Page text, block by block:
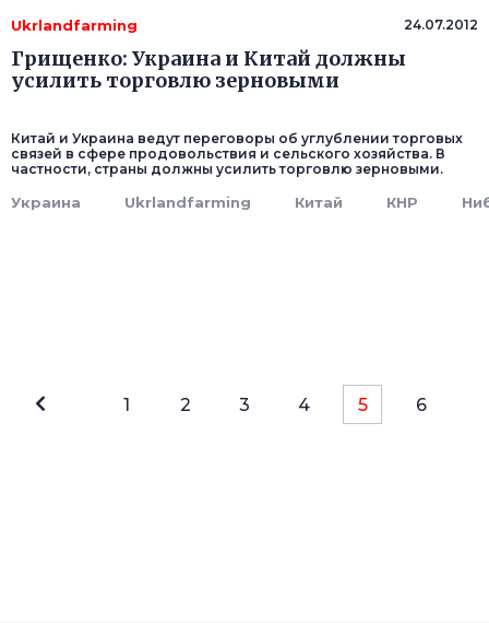
Ukrlandfarming 24.07.2012
Грищенко: Украина и Китай должны
усилить торговлю зерновыми
Китай и Украина ведут переговоры об углублении торговых
связей в сфере продовольствия и сельского хозяйства. В
частности, страны должны усилить торговлю зерновыми.
Украина Ukrlandfarming Китай КНР
1 2 3 4 5 6